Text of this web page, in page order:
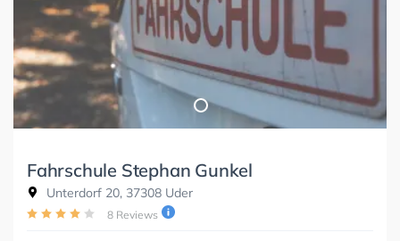
Fahrschule Stephan Gunkel
Unterdorf 20, 37308 Uder
8 Reviews